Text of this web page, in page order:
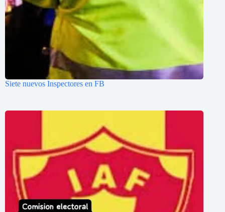
Siete nuevos Inspectores en FB